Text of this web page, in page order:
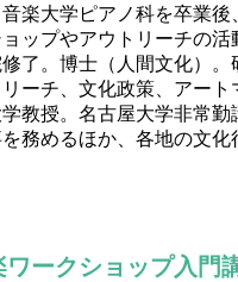
楽大学ピアノ科を卒業後
ップやアウトリーチの活
了。博士（人間文化）。
ーチ、文化政策、アート
教授。名古屋大学非常勤
務めるほか、各地の文化
ワークショップ入門